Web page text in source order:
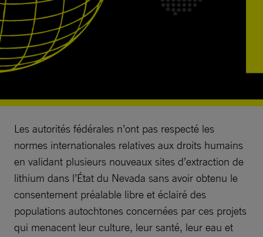
Les autorités fédérales n’ont pas respecté les
normes internationales relatives aux droits humains
en validant plusieurs nouveaux sites d’extraction de
lithium dans l’État du Nevada sans avoir obtenu le
consentement préalable libre et éclairé des
populations autochtones concernées par ces projets
qui menacent leur culture, leur santé, leur eau et